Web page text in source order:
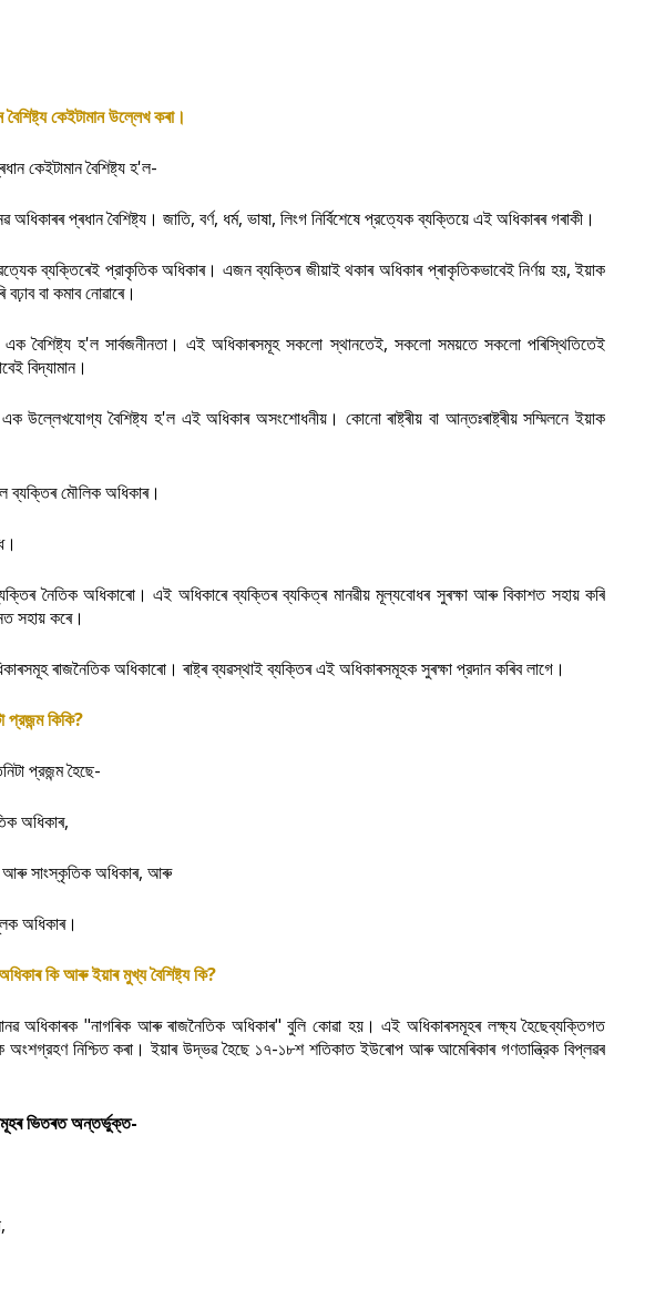
বৈশিষ্ট্য কেইটামান উল্লেখ কৰা।
কেইটামান বৈশিষ্ট্য হ'ল-
অধিকাৰৰ প্ৰধান বৈশিষ্ট্য । জাতি, বর্ণ, ধর্ম, ভাষা, লিংগ নির্বিশেষে প্রত্যেক ব্যক্তিয়ে এই অধিকাৰৰ গৰাকী ।
ব্যক্তিৰেই প্রাকৃতিক অধিকাৰ। এজন ব্যক্তিৰ জীয়াই থকাৰ অধিকাৰ প্ৰাকৃতিকভাবেই নির্ণয় হয়,ইয়াক
বঢ়াব বা কমাব নোৱাৰে।
এক বৈশিষ্ট্য হ'ল সার্বজনীনতা। এই অধিকাৰসমূহ সকলো স্থানতেই, সকলো সময়তে সকলো পৰিস্থিতিতেই
বিদ্যামান।
এক উল্লেখযোগ্য বৈশিষ্ট্য হ'ল এই অধিকাৰ অসংশোধনীয়। কোনো ৰাষ্ট্ৰীয় বা আন্তঃৰাষ্ট্ৰীয় সম্মিলনে ইয়াক
ল ব্যক্তিৰ মৌলিক অধিকাৰ।
।
নৈতিক অধিকাৰো। এই অধিকাৰে ব্যক্তিৰ ব্যকিত্ৰ মানৱীয় মূল্যবোধৰ সুৰক্ষা আৰু বিকাশত সহায় কৰি
সহায় কৰে।
ৰাজনৈতিক অধিকাৰো । ৰাষ্ট্ৰ ব্যৱস্থাই ব্যক্তিৰ এই অধিকাৰসমূহক সুৰক্ষা প্রদান কৰিব লাগে ।
প্রজন্ম কিকি?
প্রজন্ম হৈছে-
অধিকাৰ,
আৰু সাংস্কৃতিক অধিকাৰ, আৰু
অধিকাৰ।
কি আৰু ইয়াৰ মুখ্য বৈশিষ্ট্য কি?
অধিকাৰক "নাগৰিক আৰু ৰাজনৈতিক অধিকাৰ"বুলি কোৱা হয়। এই অধিকাৰসমূহৰ লক্ষ্য হৈছেব্যক্তিগত
অংশগ্রহণ নিশ্চিত কৰা । ইয়াৰ উদ্ভৱ হৈছে ১৭-১৮শ শতিকাত ইউৰোপ আৰু আমেৰিকাৰ গণতান্ত্রিক বিপ্লৱৰ
ভিতৰত অন্তর্ভুক্ত-
,